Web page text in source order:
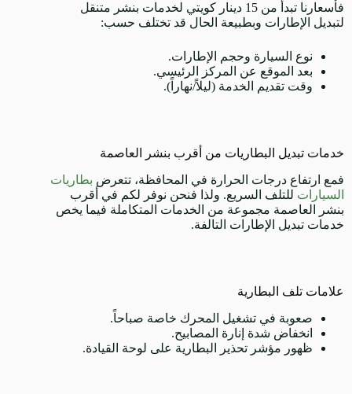
فأسعارنا تبدأ من 15 دينار كويتي لخدمات بنشر متنقل
لتبديل الإطارات وبطبيعة الحال قد تختلف حسب:
نوع السيارة وحجم الإطارات.
بعد الموقع عن المركز الرئيسي.
وقت تقديم الخدمة (ليلاً/نهاراً).
خدمات تبديل البطاريات من أقرب بنشر العاصمة
فمع ارتفاع درجات الحرارة في المحافظة، تتعرض بطاريات
السيارات للتلف السريع. ولذا فنحن نوفر لكم في أقرب
بنشر العاصمة مجموعة من الخدمات المتكاملة فيما يخص
خدمات تبديل الإطارات التالفة.
علامات تلف البطارية
صعوبة في تشغيل المحرك خاصة صباحاً.
انخفاض شدة إنارة المصابيح.
ظهور مؤشر تحذير البطارية على لوحة القيادة.